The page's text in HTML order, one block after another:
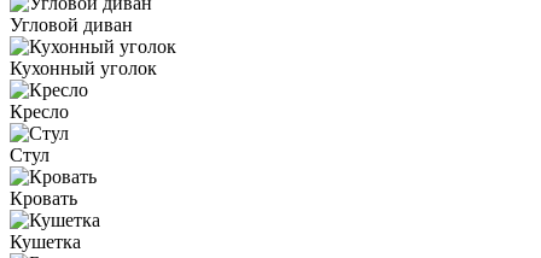
Угловой диван
Кухонный уголок
Кресло
Стул
Кровать
Кушетка